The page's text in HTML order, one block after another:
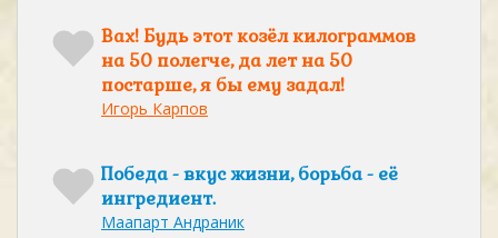
Вах! Будь этот козёл килограммов
на 50 полегче, да лет на 50
постарше, я бы ему задал!
Игорь Карпов
Победа - вкус жизни, борьба - её
ингредиент.
Маапарт Андраник